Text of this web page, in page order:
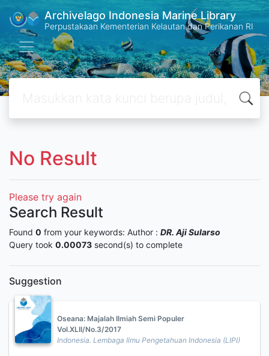
Archivelago Indonesia Marine Library
Perpustakaan Kementerian Kelautan dan Perikanan RI
No Result
Please try again
Search Result
Found 0 from your keywords: Author : DR. Aji Sularso
Query took 0.00073 second(s) to complete
Suggestion
Oseana: Majalah Ilmiah Semi Populer
Vol.XLII/No.3/2017
Indonesia. Lembaga Ilmu Pengetahuan Indonesia (LIPI)